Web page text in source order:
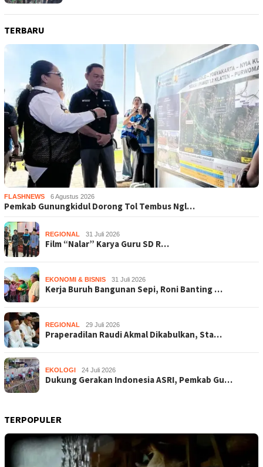
TERBARU
FLASHNEWS 6 Agustus 2026
Pemkab Gunungkidul Dorong Tol Tembus Ngl…
REGIONAL 31 Juli 2026
Film “Nalar” Karya Guru SD R…
EKONOMI & BISNIS 31 Juli 2026
Kerja Buruh Bangunan Sepi, Roni Banting …
REGIONAL 29 Juli 2026
Praperadilan Raudi Akmal Dikabulkan, Sta…
EKOLOGI 24 Juli 2026
Dukung Gerakan Indonesia ASRI, Pemkab Gu…
TERPOPULER